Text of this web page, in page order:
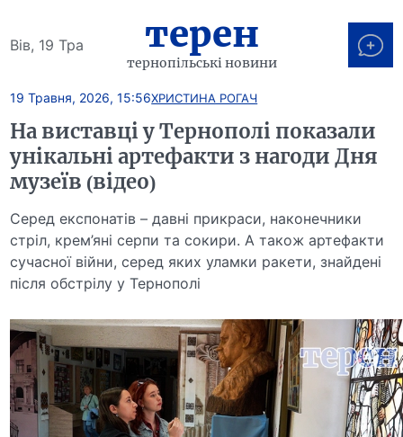
Вів, 19 Тра терен
тернопільські новини
19 Травня, 2026, 15:56ХРИСТИНА РОГАЧ
На виставці у Тернополі показали
унікальні артефакти з нагоди Дня
музеїв (відео)
Серед експонатів – давні прикраси, наконечники
стріл, крем’яні серпи та сокири. А також артефакти
сучасної війни, серед яких уламки ракети, знайдені
після обстрілу у Тернополі